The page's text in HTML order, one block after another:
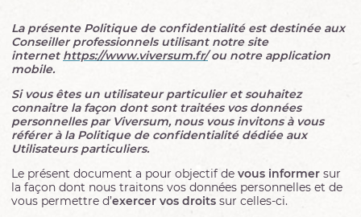
La présente Politique de confidentialité est destinée aux
Conseiller professionnels utilisant notre site
internet https://www.viversum.fr/ou notre application
mobile.
Si vous êtes un utilisateur particulier et souhaitez
connaitre la façon dont sont traitées vos données
personnelles par Viversum, nous vous invitons à vous
référer à la Politique de confidentialité dédiée aux
Utilisateurs particuliers.
Le présent document a pour objectif de vous informer sur
la façon dont nous traitons vos données personnelles et de
vous permettre d’exercer vos droits sur celles-ci.